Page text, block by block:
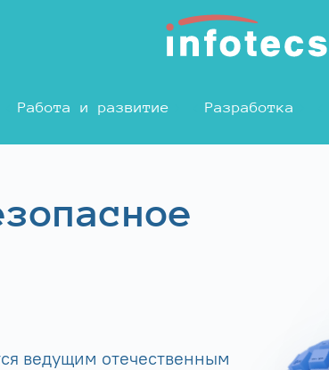
Работа и развитие Разработка
ведущим отечественным